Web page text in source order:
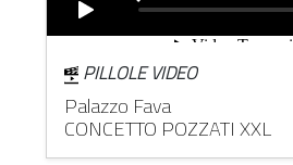
PILLOLE VIDEO
Palazzo Fava
CONCETTO POZZATI XXL